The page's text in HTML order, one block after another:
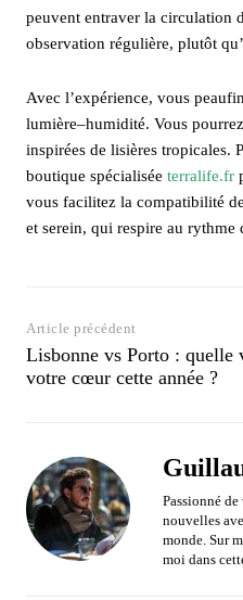
peuvent entraver la circulation
observation régulière, plutôt
Avec l’expérience, vous
lumière–humidité. Vous
inspirées de lisières tropicales.
boutique spécialisée terralife.fr
vous facilitez la compatibilité
et serein, qui respire au rythme
Article précédent
Lisbonne vs Porto : quelle
votre cœur cette année ?
Passionné
nouvelles
monde. Sur
moi dans